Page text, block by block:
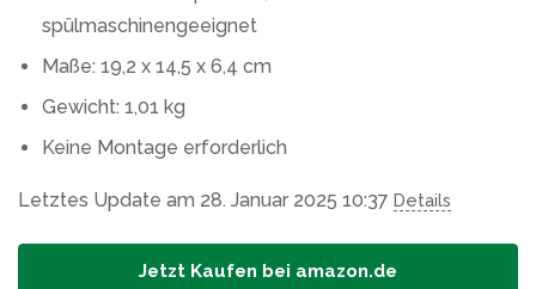
spülmaschinengeeignet
Maße: 19,2 x 14,5 x 6,4 cm
Gewicht: 1,01 kg
Keine Montage erforderlich
Letztes Update am 28. Januar 2025 10:37 Details
Jetzt Kaufen bei amazon.de